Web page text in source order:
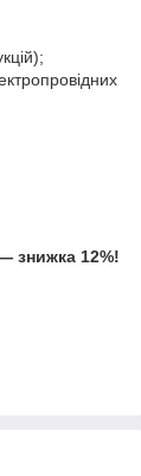
знижка 12%!